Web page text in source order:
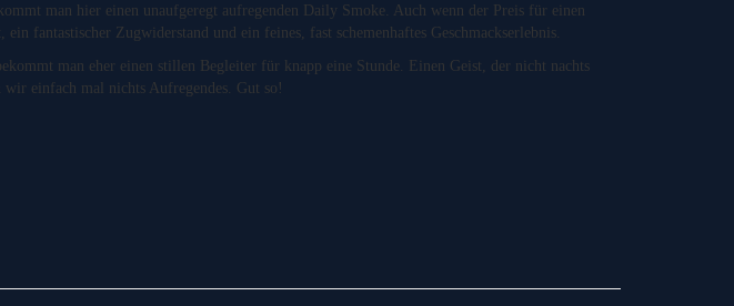
man hier einen unaufgeregt aufregenden Daily Smoke. Auch wenn der Preis für einen
fantastischer Zugwiderstand und ein feines, fast schemenhaftes Geschmackserlebnis.
man eher einen stillen Begleiter für knapp eine Stunde. Einen Geist, der nicht nachts
einfach mal nichts Aufregendes. Gut so!